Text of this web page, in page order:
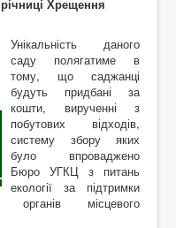
писанини
та спогади
т"Гал
ич
давні
й
Хрещення
Унікальність даного
саду полягатиме в
тому, що саджанці
будуть придбані за
кошти, вирученні з
побутових відходів,
систему збору яких
було впроваджено
Бюро УГКЦ з питань
екології за підтримки
місцевого